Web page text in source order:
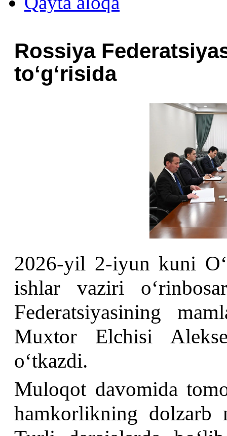
Rossiya
to‘g‘risida
2026-yil 2-iyun kuni
ishlar vaziri
Federatsiyasining
Muxtor Elchisi
oʻtkazdi.
Muloqot davomida
hamkorlikning dolzarb